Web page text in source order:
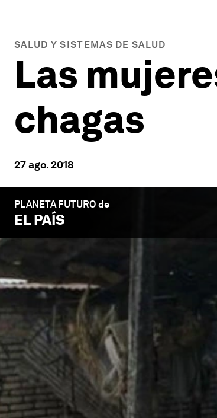
SALUD Y SISTEMAS DE SALUD
Las
chagas
27 ago. 2018
PLANETA FUTURO de
EL PAÍS